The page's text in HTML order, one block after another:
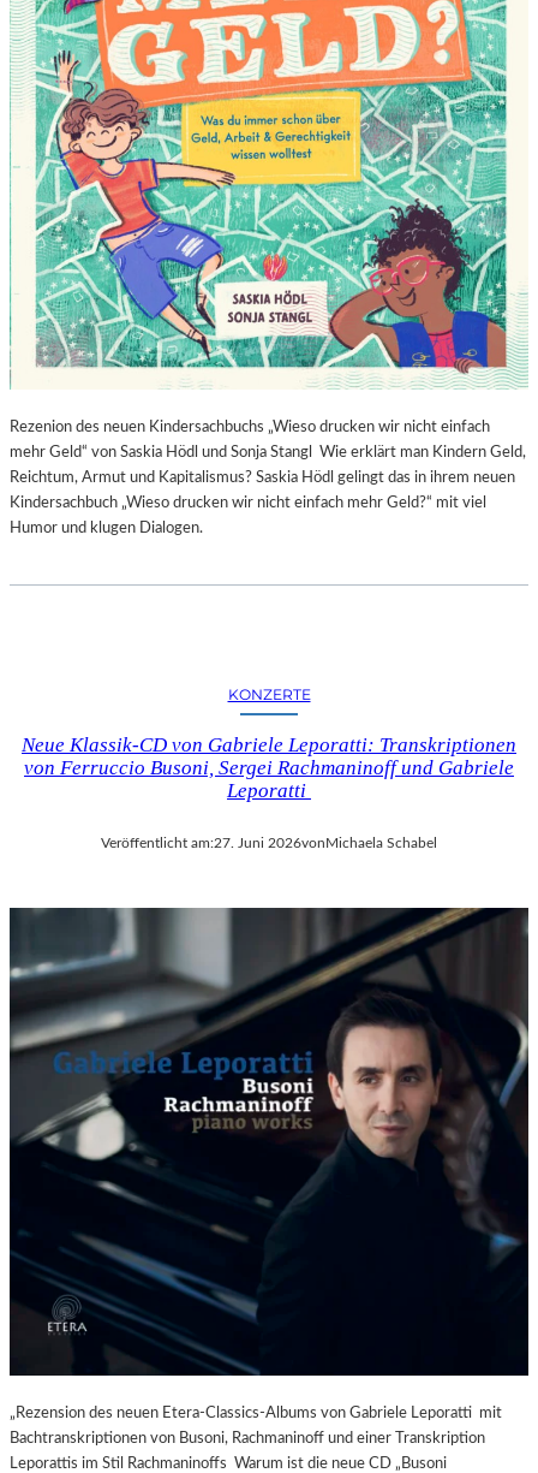
Rezenion des neuen Kindersachbuchs „Wieso drucken wir nicht einfach
mehr Geld“ von Saskia Hödl und Sonja Stangl Wie erklärt man Kindern Geld,
Reichtum, Armut und Kapitalismus? Saskia Hödl gelingt das in ihrem neuen
Kindersachbuch „Wieso drucken wir nicht einfach mehr Geld?“ mit viel
Humor und klugen Dialogen.
KONZERTE
Neue Klassik-CD von Gabriele Leporatti: Transkriptionen
von Ferruccio Busoni, Sergei Rachmaninoff und Gabriele
Leporatti
Veröffentlicht am:27. Juni 2026vonMichaela Schabel
„Rezension des neuen Etera-Classics-Albums von Gabriele Leporatti mit
Bachtranskriptionen von Busoni, Rachmaninoff und einer Transkription
Leporattis im Stil Rachmaninoffs Warum ist die neue CD „Busoni